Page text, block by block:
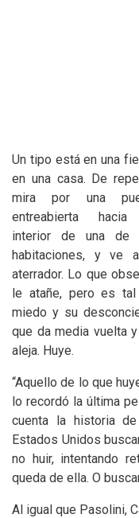
Un tipo está en una
en una casa. De
mira por una
entreabierta
interior de una de
habitaciones, y ve
aterrador. Lo que
le atañe, pero es
miedo y su
que da media vuelta
aleja. Huye.
“Aquello de lo que
lo recordó la última
cuenta la historia
Estados Unidos
no huir, intentando
queda de ella. O
Al igual que Pasolini,